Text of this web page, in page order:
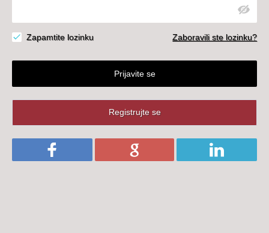
Zapamtite lozinku Zaboravili ste lozinku?
Prijavite se
Registrujte se